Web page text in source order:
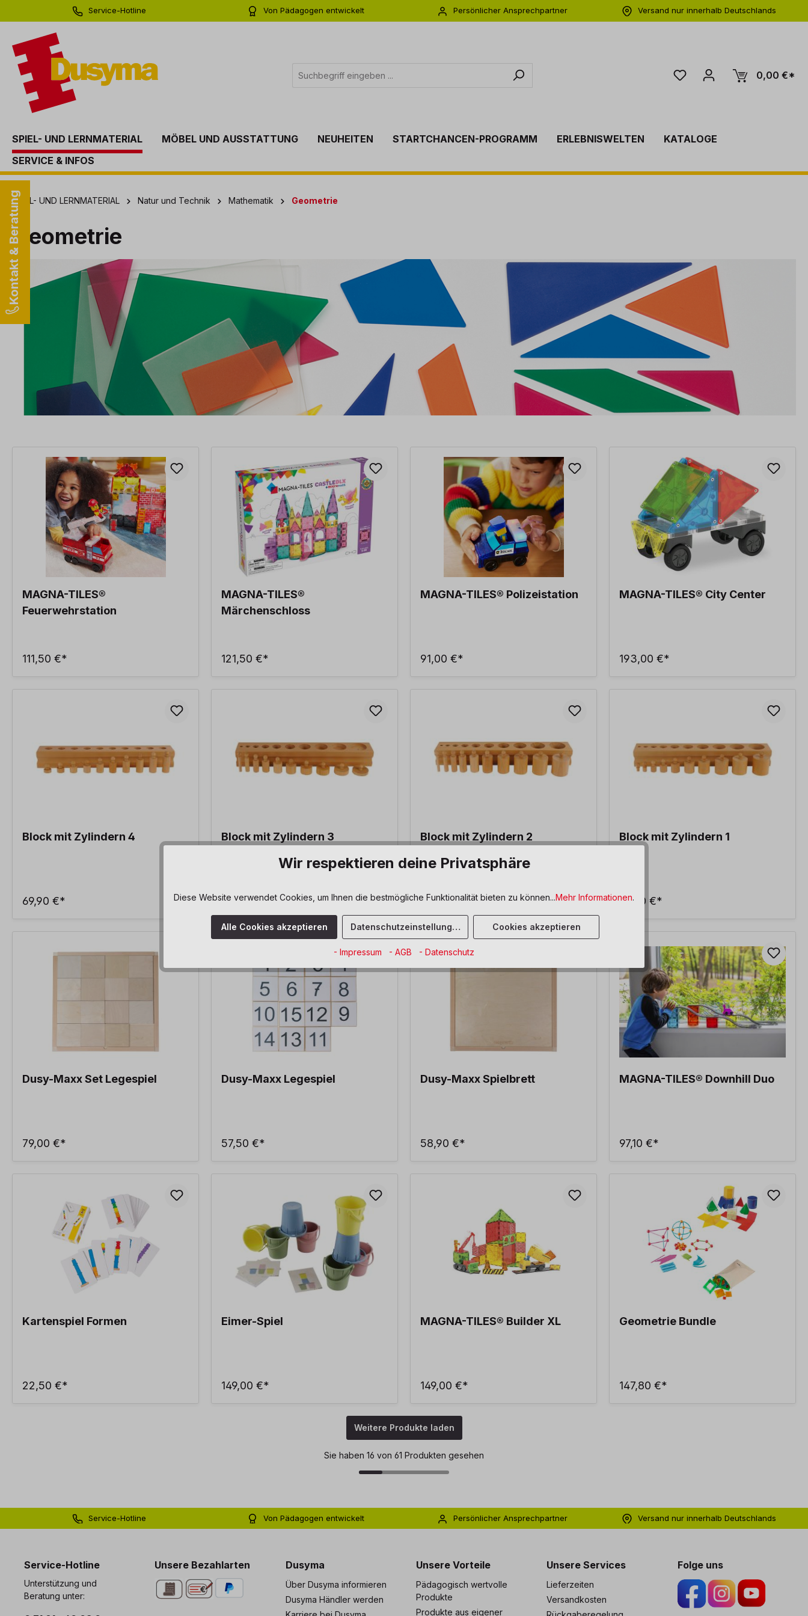
Zur Hauptnavigation springen
Service-Hotline
Von Pädagogen entwickelt
Persönlicher Ansprechpartner
Versand nur innerhalb Deutschlands
0,00 €*
SPIEL- UND LERNMATERIAL MÖBEL UND AUSSTATTUNG NEUHEITEN STARTCHANCEN-PROGRAMM ERLEBNISWELTEN
KATALOGE
SERVICE & INFOS
Kontakt & Beratung
SPIEL- UND LERNMATERIAL Natur und Technik Mathematik Geometrie
Geometrie
MAGNA-TILES®
Feuerwehrstation
111,50 €*
MAGNA-TILES®
Märchenschloss
121,50 €*
MAGNA-TILES® Polizeistation
91,00 €*
MAGNA-TILES® City Center
193,00 €*
Block mit Zylindern 4
69,90 €*
Block mit Zylindern 3
69,90 €*
Block mit Zylindern 2
69,90 €*
Block mit Zylindern 1
69,90 €*
Dusy-Maxx Set Legespiel
79,00 €*
Dusy-Maxx Legespiel
57,50 €*
Dusy-Maxx Spielbrett
58,90 €*
MAGNA-TILES® Downhill Duo
97,10 €*
Kartenspiel Formen
22,50 €*
Eimer-Spiel
149,00 €*
MAGNA-TILES® Builder XL
149,00 €*
Geometrie Bundle
147,80 €*
Weitere Produkte laden
Sie haben 16 von 61 Produkten gesehen
Service-Hotline
Von Pädagogen entwickelt
Persönlicher Ansprechpartner
Versand nur innerhalb Deutschlands
Service-Hotline
Unterstützung und
Beratung unter:
Unsere Bezahlarten Dusyma
Über Dusyma informieren
Dusyma Händler werden
Unsere Vorteile
Pädagogisch wertvolle
Produkte
Produkte aus eigener
Unsere Services
Lieferzeiten
Versandkosten
Folge uns
Wir respektieren deine Privatsphäre
Diese Website verwendet Cookies, um Ihnen die bestmögliche Funktionalität bieten zu können...Mehr Informationen.
Alle Cookies akzeptieren Datenschutzeinstellungen Cookies akzeptieren
- Impressum - AGB - Datenschutz